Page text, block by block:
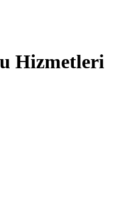
Hizmetleri